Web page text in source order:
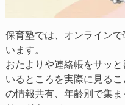
保育塾では、オンライン
います。
おたよりや連絡帳をサッ
いるところを実際に見る
の情報共有、年齢別で集